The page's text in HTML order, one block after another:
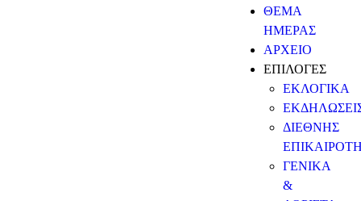
ΘΕΜΑ
ΗΜΕΡΑΣ
ΑΡΧΕΙΟ
ΕΠΙΛΟΓΕΣ
ΕΚΛΟΓΙΚΑ
ΔΙΕΘΝΗΣ
ΓΕΝΙΚΑ
&